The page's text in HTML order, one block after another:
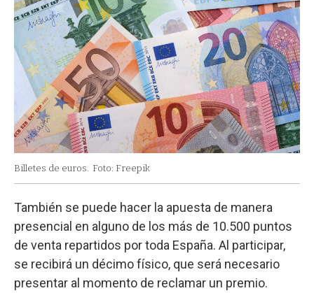
Billetes de euros. Foto: Freepik
También se puede hacer la apuesta de manera
presencial en alguno de los más de 10.500 puntos
de venta repartidos por toda España. Al participar,
se recibirá un décimo físico, que será necesario
presentar al momento de reclamar un premio.